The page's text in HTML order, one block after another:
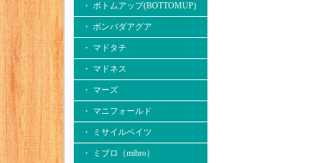
・ ボトムアップ(BOTTOMUP)
・ ボンバダアグア
・ マドタチ
・ マドネス
・ マーズ
・ マニフォールド
・ ミサイルベイツ
・ ミブロ（mibro）